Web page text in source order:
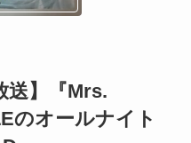
送】『Mrs.
のオールナイト